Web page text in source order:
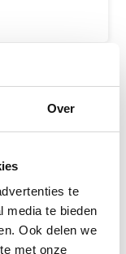
Over
te
media te bieden
Ook delen we
met onze